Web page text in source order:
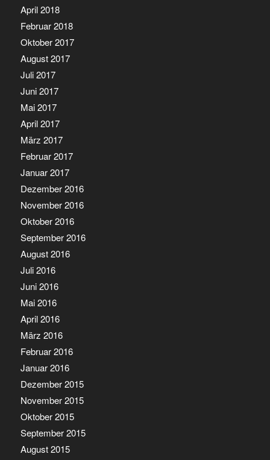
April 2018
Februar 2018
Oktober 2017
August 2017
Juli 2017
Juni 2017
Mai 2017
April 2017
März 2017
Februar 2017
Januar 2017
Dezember 2016
November 2016
Oktober 2016
September 2016
August 2016
Juli 2016
Juni 2016
Mai 2016
April 2016
März 2016
Februar 2016
Januar 2016
Dezember 2015
November 2015
Oktober 2015
September 2015
August 2015